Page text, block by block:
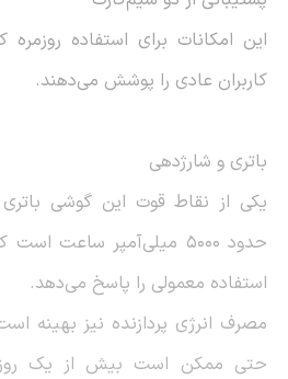
این امکانات برای استفاده روزمره
کاربران عادی را پوشش می‌دهند.
باتری و شارژدهی
یکی از نقاط قوت این گوشی
حدود 5000 میلی‌آمپر
استفاده معمولی را پاسخ می‌دهد.
مصرف انرژی پردازنده نیز بهینه
حتی ممکن است بیش از یک روز